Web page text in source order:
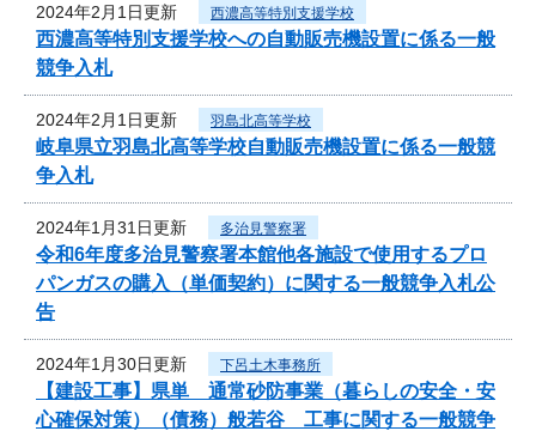
2024年2月1日更新 西濃高等特別支援学校
西濃高等特別支援学校への自動販売機設置に係る一般
競争入札
2024年2月1日更新 羽島北高等学校
岐阜県立羽島北高等学校自動販売機設置に係る一般競
争入札
2024年1月31日更新 多治見警察署
令和6年度多治見警察署本館他各施設で使用するプロ
パンガスの購入（単価契約）に関する一般競争入札公
告
2024年1月30日更新 下呂土木事務所
【建設工事】県単 通常砂防事業（暮らしの安全・安
心確保対策）（債務）般若谷 工事に関する一般競争